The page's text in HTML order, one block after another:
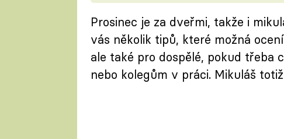
Prosinec je za dveřmi, takže i
vás několik tipů, které možná
ale také pro dospělé, pokud třeba
nebo kolegům v práci. Mikuláš